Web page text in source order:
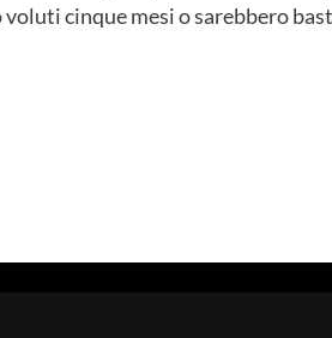
cinque mesi o sarebbero